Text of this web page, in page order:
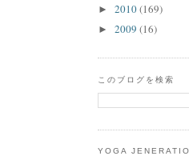
► 2010(169)
► 2009 (16)
このブログを検索
YOGA